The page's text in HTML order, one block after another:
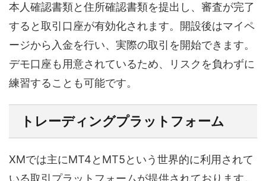
本人確認書類と住所確認書類を提出し、審査が完了
すると取引口座が有効化されます。開設後はマイペ
ージから入金を行い、実際の取引を開始できます。
デモ口座も用意されているため、リスクを負わずに
練習することも可能です。
トレーディングプラットフォーム
XMでは主にMT4とMT5という世界的に利用されて
いる取引プラットフォームが提供されております。